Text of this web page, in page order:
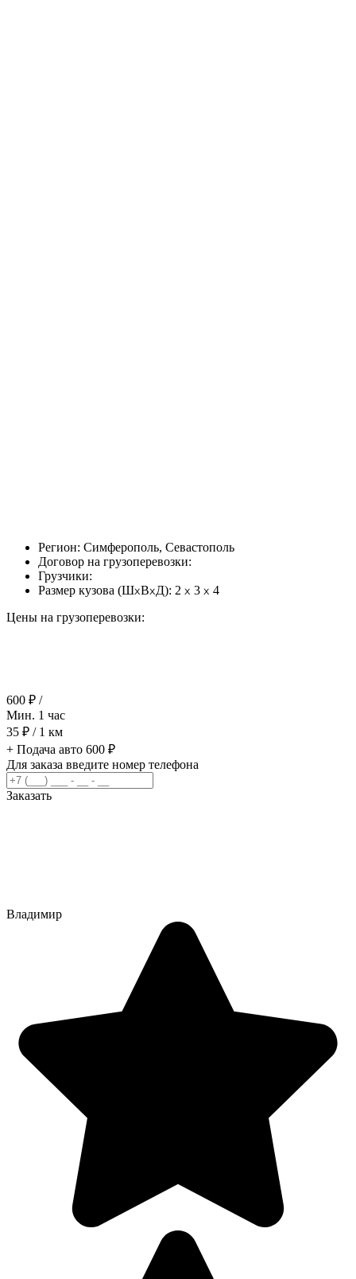
Регион: Симферополь, Севастополь
Договор на грузоперевозки:
Грузчики:
Размер кузова (Ш В Д): 2 3
4
Цены на грузоперевозки:
600 ₽ /
Мин. 1 час
35 ₽ / 1 км
+ Подача авто 600 ₽
Для заказа введите номер телефона
Заказать
Владимир